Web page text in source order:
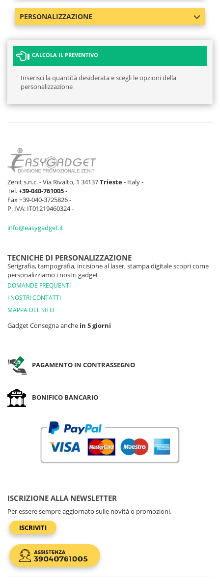
PERSONALIZZAZIONE
CALCOLA IL PREVENTIVO
Inserisci la quantità desiderata e scegli le opzioni della
personalizzazione
Zenit s.n.c. - Via Rivalto, 1 34137Trieste- Italy -
Tel.+39-040-761005-
Fax +39-040-3725826 -
P. IVA: IT01219460324 -
info@easygadget.it
TECNICHE DI PERSONALIZZAZIONE
Serigrafia, tampografia, incisione al laser, stampa digitale scopri come
personalizziamo i nostri gadget.
DOMANDE FREQUENTI
I NOSTRI CONTATTI
MAPPA DEL SITO
Gadget Consegna anche in 5 giorni
PAGAMENTO IN CONTRASSEGNO
BONIFICO BANCARIO
ISCRIZIONE ALLA NEWSLETTER
Per essere sempre aggiornato sulle novità o promozioni.
ISCRIVITI